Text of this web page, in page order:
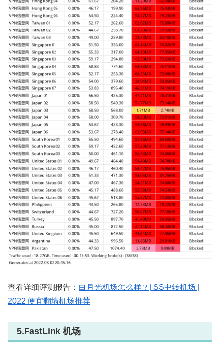
查看详细评测报告： 白月光机场怎么样？| SS中转机场 |
2022 便宜翻墙机场推荐
5.FastLink 机场